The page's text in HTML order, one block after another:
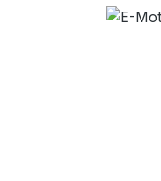
Bildergalerie